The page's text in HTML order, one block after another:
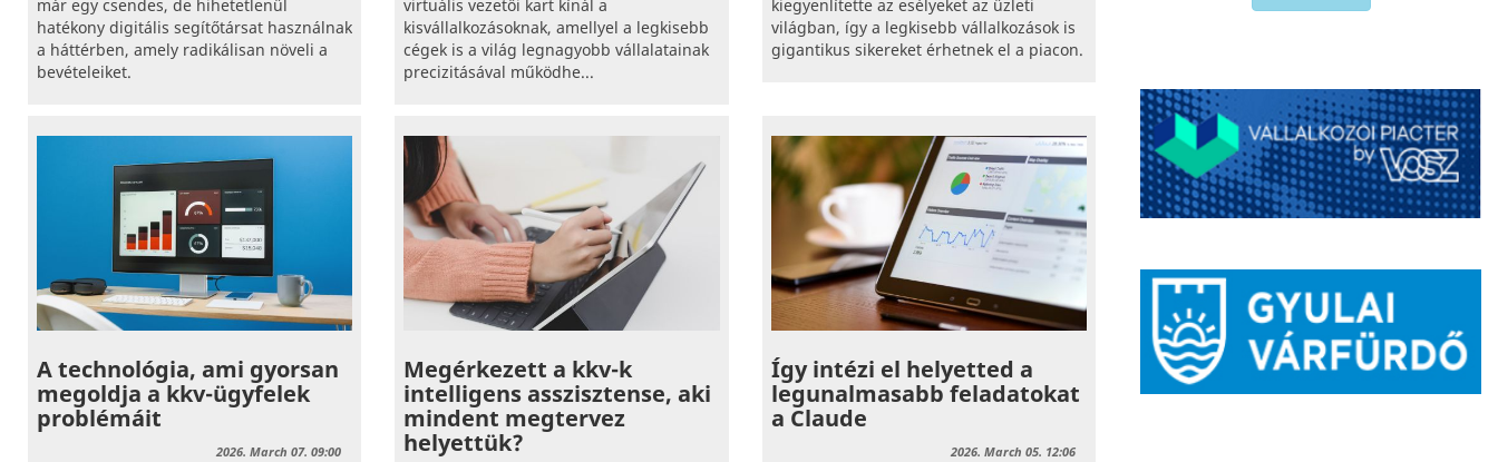
már egy csendes, de hihetetlenül
hatékony digitális segítőtársat használnak
a háttérben, amely radikálisan növeli a
bevételeiket.
virtuális vezetői kart kínál a
kisvállalkozásoknak, amellyel a legkisebb
cégek is a világ legnagyobb vállalatainak
precizitásával működhe...
kiegyenlítette az esélyeket az üzleti
világban, így a legkisebb vállalkozások is
gigantikus sikereket érhetnek el a piacon.
A technológia, ami gyorsan
megoldja a kkv-ügyfelek
problémáit
2026. March 07. 09:00
Megérkezett a kkv-k
intelligens asszisztense, aki
mindent megtervez
helyettük?
Így intézi el helyetted a
legunalmasabb feladatokat
a Claude
2026. March 05. 12:06